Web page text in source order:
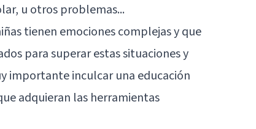
u otros problemas...
tienen emociones complejas y que
para superar estas situaciones y
importante inculcar una educación
adquieran las herramientas